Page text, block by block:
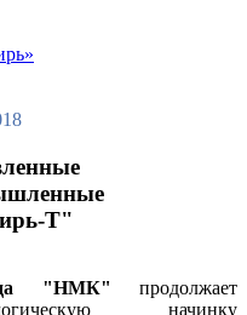
Т"
"НМК" продолжает
начинку